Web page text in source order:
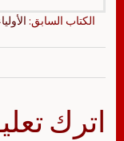
الكتاب السابق:
اترك